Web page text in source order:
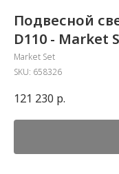
Подвесной
D110 - Market
Market Set
SKU: 658326
121 230 р.